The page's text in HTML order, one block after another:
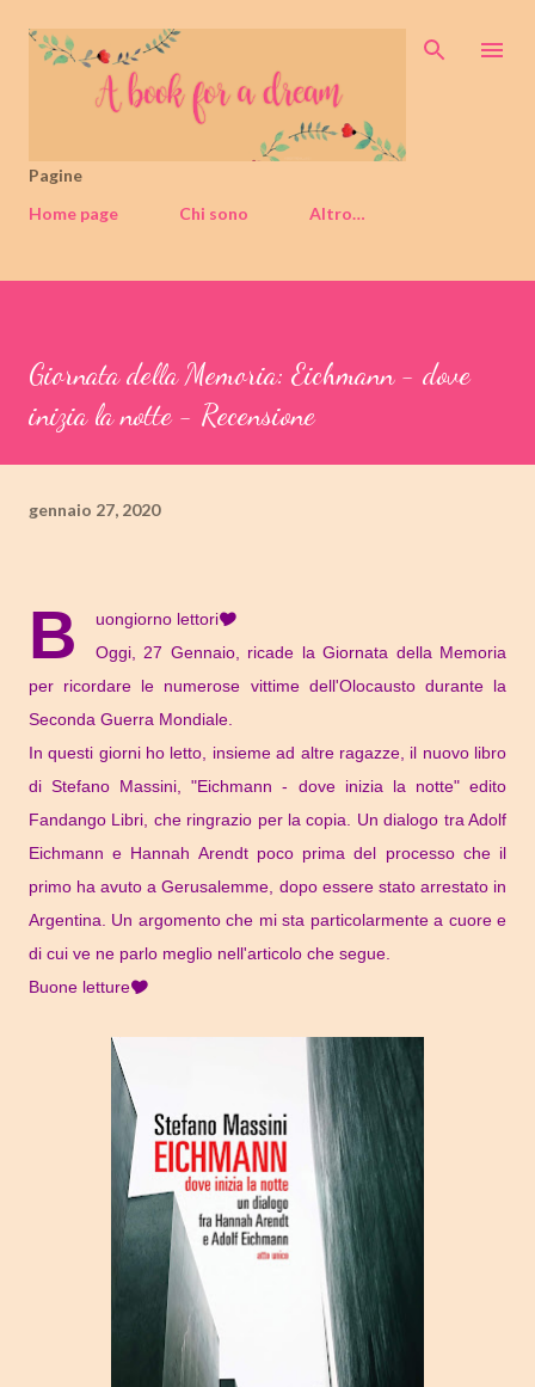
Passa ai contenuti principali
Pagine
Home page
Chi sono Altro…
Giornata della Memoria: Eichmann - dove
inizia la notte - Recensione
gennaio 27, 2020
B
uongiorno lettori🎔
Oggi, 27 Gennaio, ricade la Giornata della Memoria
per ricordare le numerose vittime dell'Olocausto durante la
Seconda Guerra Mondiale.
In questi giorni ho letto, insieme ad altre ragazze, il nuovo libro
di Stefano Massini, "Eichmann - dove inizia la notte" edito
Fandango Libri, che ringrazio per la copia. Un dialogo tra Adolf
Eichmann e Hannah Arendt poco prima del processo che il
primo ha avuto a Gerusalemme, dopo essere stato arrestato in
Argentina. Un argomento che mi sta particolarmente a cuore e
di cui ve ne parlo meglio nell'articolo che segue.
Buone letture🎔